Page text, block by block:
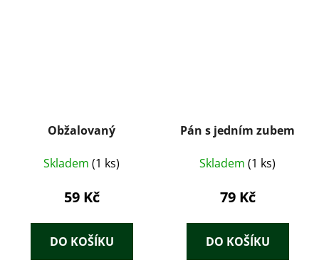
Obžalovaný
Skladem (1 ks)
59 Kč
DO KOŠÍKU
Pán s jedním zubem
Skladem (1 ks)
79 Kč
DO KOŠÍKU